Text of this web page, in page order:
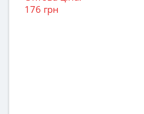
176 грн